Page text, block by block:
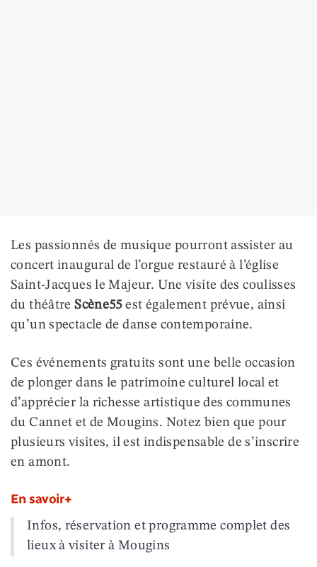
Les passionnés de musique pourront assister au
concert inaugural de l’orgue restauré à l’église
Saint-Jacques le Majeur. Une visite des coulisses
du théâtreScène55est également prévue, ainsi
qu’un spectacle de danse contemporaine.
Ces événements gratuits sont une belle occasion
de plonger dans le patrimoine culturel local et
d’apprécier la richesse artistique des communes
du Cannet et de Mougins. Notez bien que pour
plusieurs visites, il est indispensable de s’inscrire
en amont.
En savoir+
Infos, réservation et programme complet des
lieux à visiter à Mougins